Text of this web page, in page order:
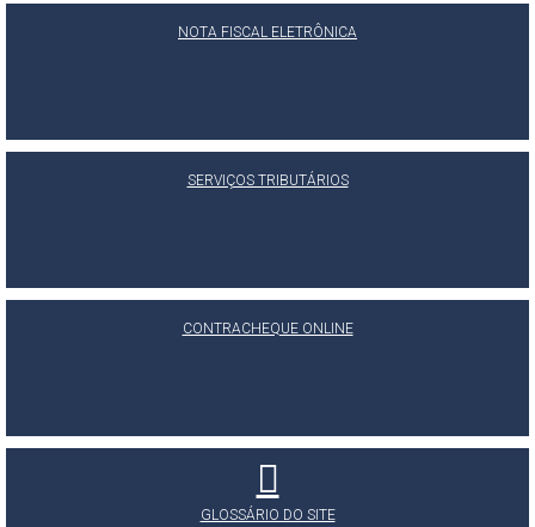
NOTA FISCAL ELETRÔNICA
SERVIÇOS TRIBUTÁRIOS
CONTRACHEQUE ONLINE
GLOSSÁRIO DO SITE